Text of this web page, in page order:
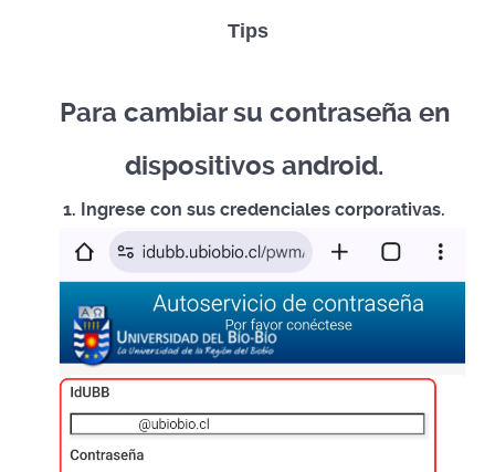
Tips
Para cambiar su contraseña en
dispositivos android.
1. Ingrese con sus credenciales corporativas.